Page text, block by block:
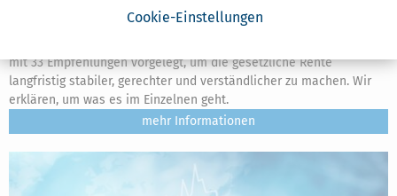
Cookie-Einstellungen
23.06.2026, 11:15 Uhr]Die Rentenkommission
mit 33 Empfehlungen vorgelegt, um die gesetzliche Rente
langfristig stabiler, gerechter und verständlicher zu machen. Wir
erklären, um was es im Einzelnen geht.
mehr